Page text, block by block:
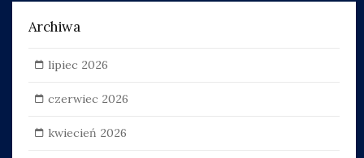
Archiwa
lipiec 2026
czerwiec 2026
kwiecień 2026